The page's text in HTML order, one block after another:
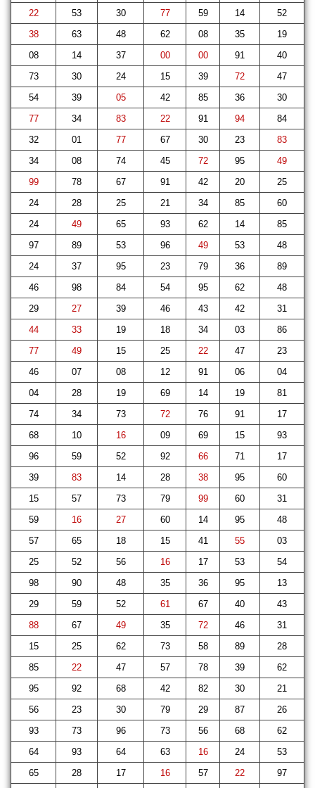
22 53 30 77 59 14
52
38
63 48 62 08 35
19
08
14 37 00 00 91
40
73
30 24 15 39 72
47
54
39 05 42 85 36
30
77
34 83 22 91 94
84
32
01 77 67 30 23
83
34
08 74 45 72 95
49
99
78 67 91 42 20
25
24
28 25 21 34 85
60
24
49 65 93 62 14
85
97
89 53 96 49 53
48
24
37 95 23 79 36
89
46
98 84 54 95 62
48
29
27 39 46 43 42
31
44
33 19 18 34 03
86
77
49 15 25 22 47
23
46
07 08 12 91 06
04
04
28 19 69 14 19
81
74
34 73 72 76 91
17
68
10 16 09 69 15
93
96
59 52 92 66 71
17
39
83 14 28 38 95
60
15
57 73 79 99 60
31
59
16 27 60 14 95
48
57
65 18 15 41 55
03
25
52 56 16 17 53
54
98
90 48 35 36 95
13
29
59 52 61 67 40
43
88
67 49 35 72 46
31
15
25 62 73 58 89
28
85
22 47 57 78 39
62
95
92 68 42 82 30
21
56
23 30 79 29 87
26
93
73 96 73 56 68
62
64
93 64 63 16 24
53
65
28 17 16 57 22
97